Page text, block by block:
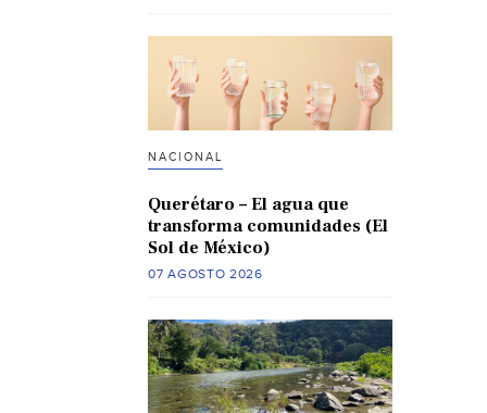
NACIONAL
Querétaro – El agua que
transforma comunidades (El
Sol de México)
07 AGOSTO 2026